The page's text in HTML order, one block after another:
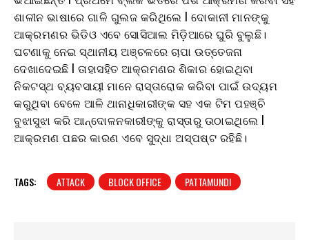
ଶାଳୀନ ଭାଷାରେ ଗାଳି ଗୁଲଜ କରିଥିଲେ l ଦୋକାନୀ ମାନଙ୍କୁ
ଆକ୍ରମଣର ଭିଡିଓ ଏବେ ସୋସିଆଲ ମିଡ଼ିଆରେ ଘୁରି ବୁଲୁଛି।
ଘଟଣାକୁ ନେଇ ସ୍ଥାନୀୟ ଅଞ୍ଚଳରେ ଚାପା ଉତ୍ତେଜନା
ଦେଖାଦେଇଛି l ତାହାସହିତ ଆକ୍ରମଣର ଶିକାର ହୋଇଥିବା
ନିକଟସ୍ଥ ବ୍ୟବସାୟୀ ମାନେ ରାସ୍ତାରୋକ କରିବା ପାଇଁ ଉଦ୍ୟମ
କରୁଥିବା ବେଳେ ଆଳି ଥାନାଧିକାରୀଙ୍କ ସହ ଏକ ଟିମ ପହଞ୍ଚି
ବୁଝାସୁଝା କରି ଆନ୍ଦୋଳନକାରୀଙ୍କୁ ରାସ୍ତାରୁ ଉଠାଇଥିଲେ l
ଆକ୍ରମଣ ପଛର କାରଣ ଏବେ ସୁଦ୍ଧା ଅସ୍ପଷ୍ଟ ରହିଛି।
TAGS: ATTACK BLOCK OFFICE PATTAMUNDI